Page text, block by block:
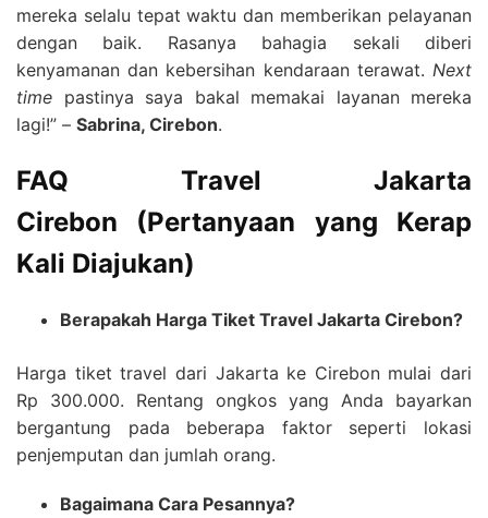
mereka selalu tepat waktu dan memberikan pelayanan
dengan baik. Rasanya bahagia sekali diberi
kenyamanan dan kebersihan kendaraan terawat. Next
time pastinya saya bakal memakai layanan mereka
lagi!” – Sabrina, Cirebon.
FAQ Travel Jakarta
Cirebon (Pertanyaan yang Kerap
Kali Diajukan)
Berapakah Harga Tiket Travel Jakarta Cirebon?
Harga tiket travel dari Jakarta ke Cirebon mulai dari
Rp 300.000. Rentang ongkos yang Anda bayarkan
bergantung pada beberapa faktor seperti lokasi
penjemputan dan jumlah orang.
Bagaimana Cara Pesannya?